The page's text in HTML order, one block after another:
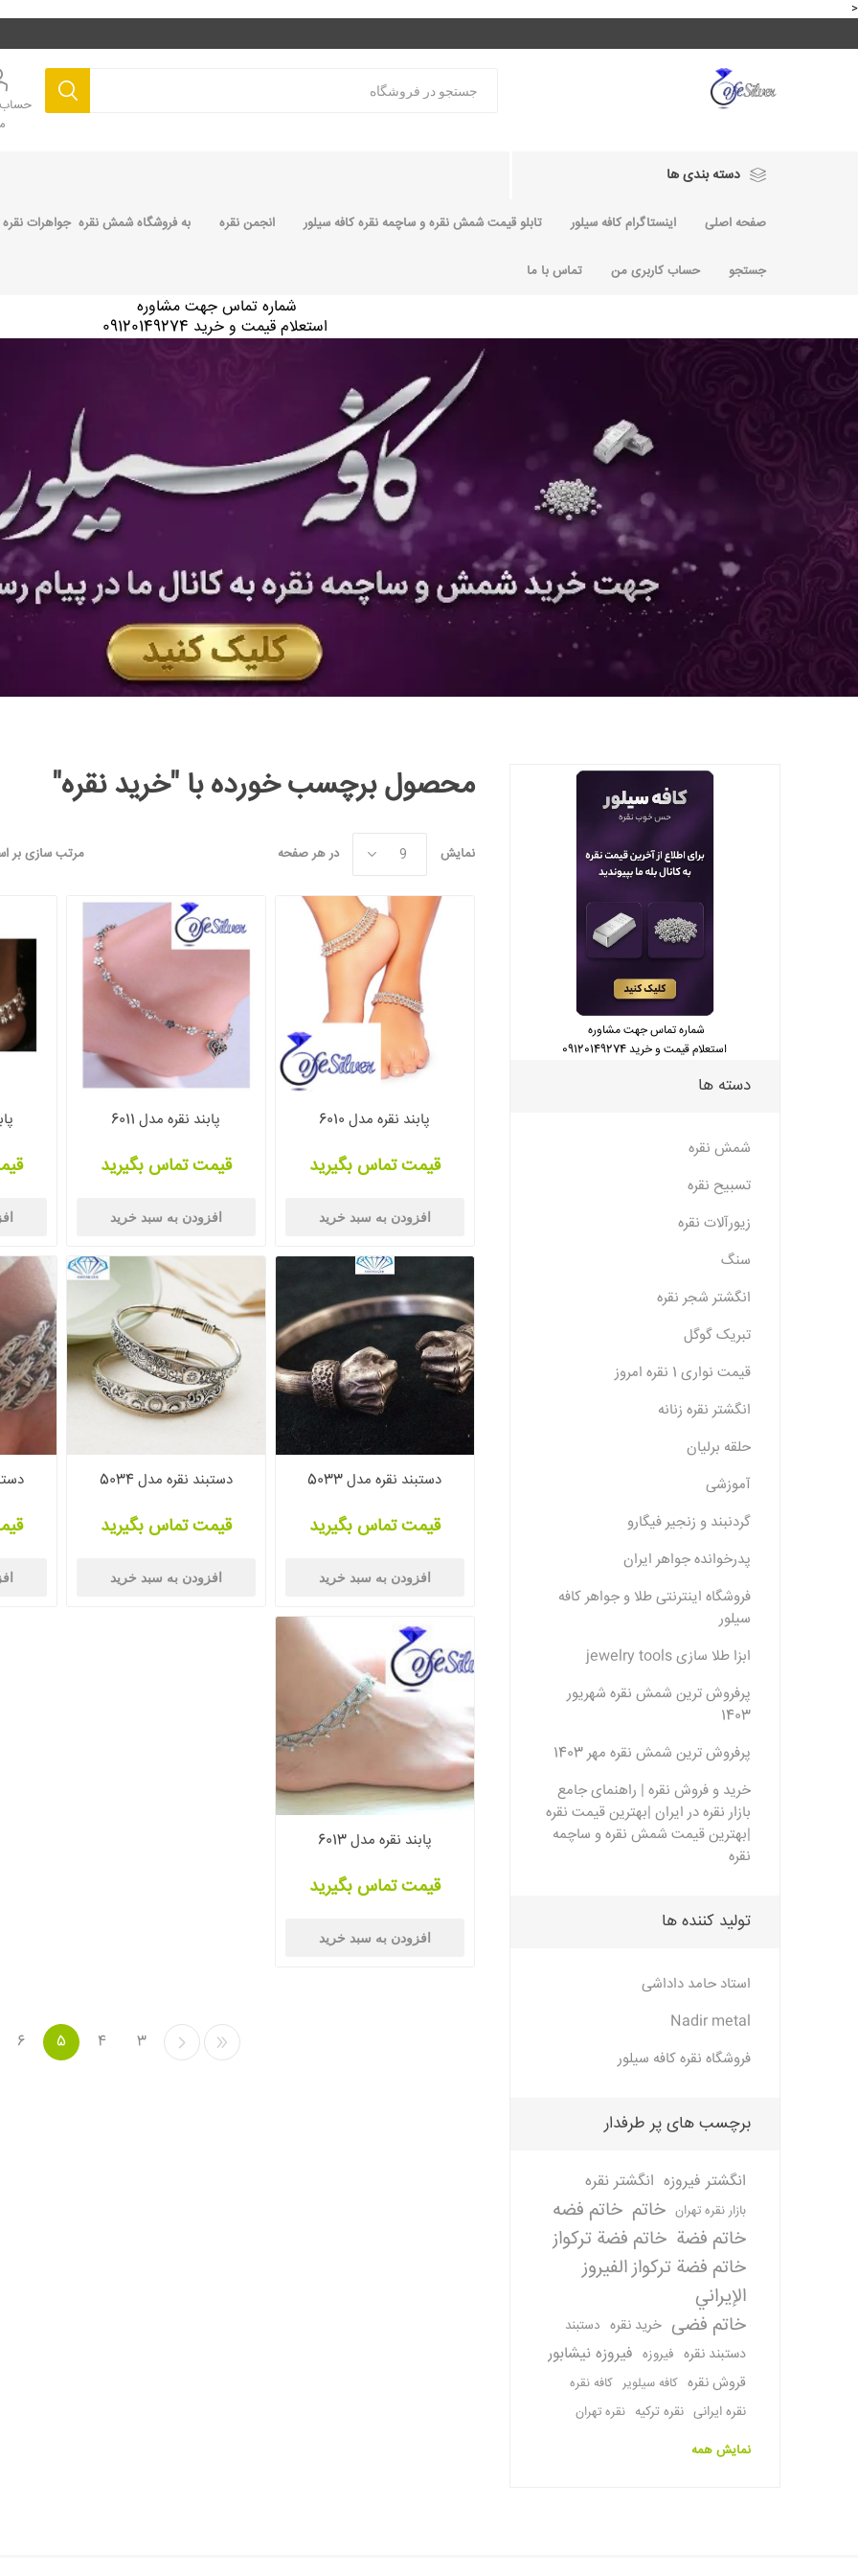
<
حساب
دسته بندی ها
صفحه اصلی اینستاگرام کافه سیلور تابلو قیمت شمش نقره و ساچمه نقره کافه سیلور انجمن نقره به فروشگاه شمش نقره جواهرات
جستجو حساب کاربری من تماس با ما
شماره تماس جهت مشاوره
استعلام قیمت و خرید 09120149274
محصول برچسب خورده با "خرید نقره"
مرتب سازی بر نمایش در هر صفحه
پابند نقره مدل 6010
قیمت تماس بگیرید
افزودن به سبد خرید
پابند نقره مدل 6011
قیمت تماس بگیرید
افزودن به سبد خرید
دستبند نقره مدل 5033
قیمت تماس بگیرید
افزودن به سبد خرید
دستبند نقره مدل 5034
قیمت تماس بگیرید
افزودن به سبد خرید
پابند نقره مدل 6013
قیمت تماس بگیرید
افزودن به سبد خرید
3
4
5
6
شماره تماس جهت مشاوره
استعلام قیمت و خرید 09120149274
دسته ها
شمش نقره
تسبیح نقره
زیورآلات نقره
سنگ
انگشتر شجر نقره
تبریک گوگل
قیمت نواری 1 نقره امروز
انگشتر نقره زنانه
حلقه برلیان
آموزشی
گردنبند و زنجیر فیگارو
پدرخوانده جواهر ایران
فروشگاه اینترنتی طلا و جواهر کافه
سیلور
ابزا طلا سازی jewelry tools
پرفروش ترین شمش نقره شهریور
1403
پرفروش ترین شمش نقره مهر 1403
خرید و فروش نقره | راهنمای جامع
بازار نقره در ایران |بهترین قیمت نقره
|بهترین قیمت شمش نقره و ساچمه
نقره
تولید کننده ها
استاد حامد داداشی
Nadir metal
فروشگاه نقره کافه سیلور
برچسب های پر طرفدار
انگشتر فیروزه انگشتر نقره
بازار نقره تهران خاتم خاتم فضه
خاتم فضة خاتم فضة تركواز
خاتم فضة تركواز الفيروز
الإيراني
خاتم فضی خرید نقره دستبند
دستبند نقره فیروزه فیروزه نیشابور
قروش نقره کافه سیلویر کافه نقره
نقره ایرانی نقره ترکیه نقره تهران
نمایش همه